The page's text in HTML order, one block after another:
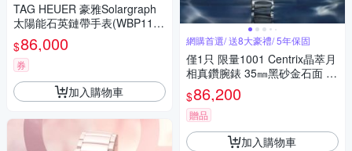
TAG HEUER 豪雅Solargraph
太陽能石英鏈帶手表(WBP111
4.BA0000)x黑色x40mm
$86,000
券
加入購物車
網購首選/ 送8大豪禮/ 5年保固
僅1只 限量1001 Centrix晶萃月
相真鑽腕錶 35㎜黑砂金石面 R
01(R30234762)
$86,200
贈品
加入購物車